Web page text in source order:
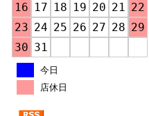
16 17 18 19 20 21 22
23 24 25 26 27 28 29
30 31
今日
店休日